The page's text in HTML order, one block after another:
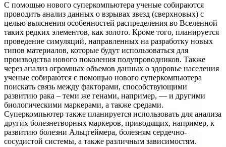
С помощью нового суперкомпьютера ученые собираются
проводить анализ данных о взрывах звезд (сверхновых) с
целью выяснения особенностей распределения во Вселенной
таких редких элементов, как золото. Кроме того, планируется
проведение симуляций, направленных на разработку новых
типов материалов, которые будут использоваться для
производства нового поколения полупроводников. Также
через анализ огромных объемов данных о здоровье населения
ученые собираются с помощью нового суперкомпьютера
поискать связь между факторами, способствующими
развитию рака – теми же генами, например, — и другими
биологическими маркерами, а также средами.
Суперкомпьютер также планируется использовать для анализа
других болезнетворных маркеров, приводящих, например, к
развитию болезни Альцгеймера, болезням сердечно-
сосудистой системы, а также различным зависимостям.